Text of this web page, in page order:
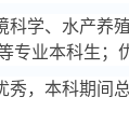
科学、水产养
专业本科生；
秀，本科期间